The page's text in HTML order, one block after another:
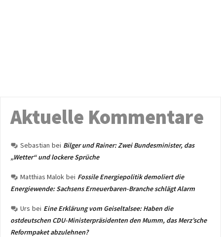
Aktuelle Kommentare
Sebastian bei Bilger und Rainer: Zwei Bundesminister, das
„Wetter“ und lockere Sprüche
Matthias Malok bei Fossile Energiepolitik demoliert die
Energiewende: Sachsens Erneuerbaren-Branche schlägt Alarm
Urs bei Eine Erklärung vom Geiseltalsee: Haben die
ostdeutschen CDU-Ministerpräsidenten den Mumm, das Merz’sche
Reformpaket abzulehnen?